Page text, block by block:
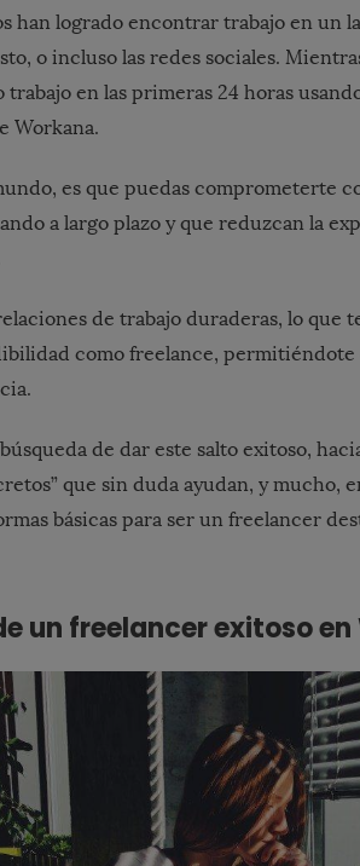
han logrado encontrar trabajo en un
o incluso las redes sociales.
en las primeras 24 horas
Workana.
es que puedas comprometerte
a largo plazo y que reduzcan la
de trabajo duraderas, lo que
como freelance, permitiéndote
de dar este salto exitoso,
que sin duda ayudan, y mucho,
básicas para ser un freelancer
un freelancer exitoso